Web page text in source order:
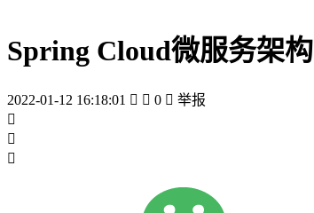
Spring Cloud微服务架构
2022-01-12 16:18:01   0  举报


